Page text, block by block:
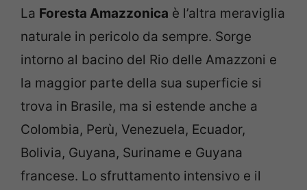
La Foresta Amazzonica è l’altra meraviglia
naturale in pericolo da sempre. Sorge
intorno al bacino del Rio delle Amazzoni e
la maggior parte della sua superficie si
trova in Brasile, ma si estende anche a
Colombia, Perù, Venezuela, Ecuador,
Bolivia, Guyana, Suriname e Guyana
francese. Lo sfruttamento intensivo e il